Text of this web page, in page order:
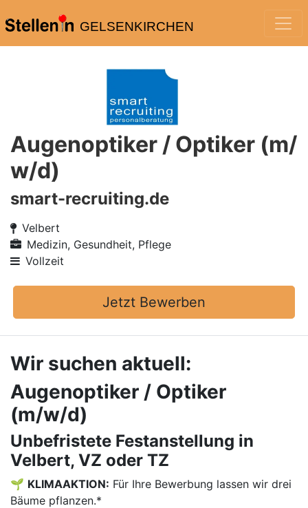
GELSENKIRCHEN
Augenoptiker / Optiker (m/
w/d)
smart-recruiting.de
Velbert
Medizin, Gesundheit, Pflege
Vollzeit
Jetzt Bewerben
Wir suchen aktuell:
Augenoptiker / Optiker
(m/w/d)
Unbefristete Festanstellung in
Velbert, VZ oder TZ
🌱 KLIMAAKTION: Für Ihre Bewerbung lassen wir drei
Bäume pflanzen.*